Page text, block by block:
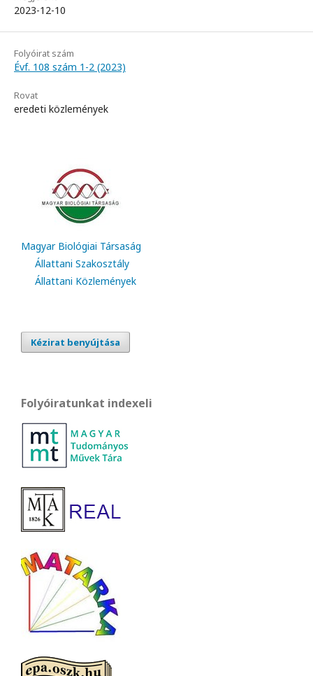
2023-12-10
Folyóirat szám
Évf. 108 szám 1-2 (2023)
Rovat
eredeti közlemények
Magyar Biológiai Társaság
Állattani Szakosztály
Állattani Közlemények
Kézirat benyújtása
Folyóiratunkat indexeli